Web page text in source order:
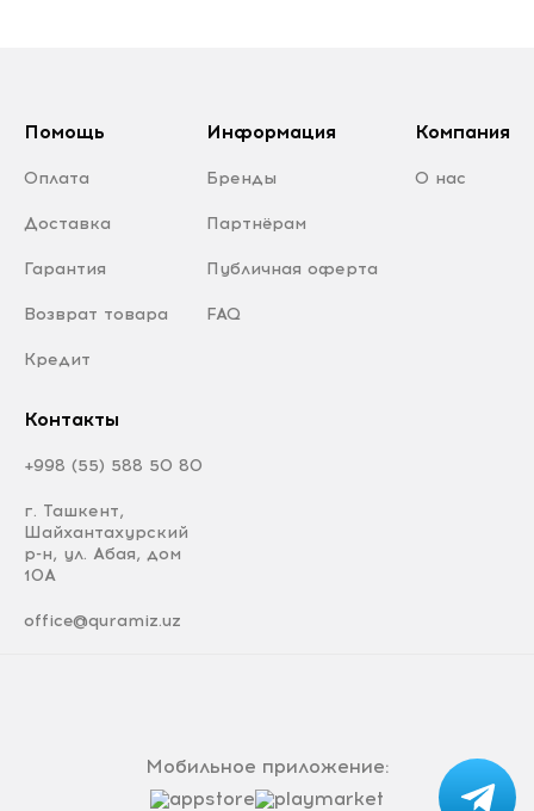
Помощь
Оплата
Доставка
Гарантия
Возврат товара
Кредит
Информация
Бренды
Партнёрам
Публичная оферта
FAQ
Компания
О нас
Контакты
+998 (55) 588 50 80
г. Ташкент,
Шайхантахурский
р-н, ул. Абая, дом
10А
office@quramiz.uz
Мобильное приложение: